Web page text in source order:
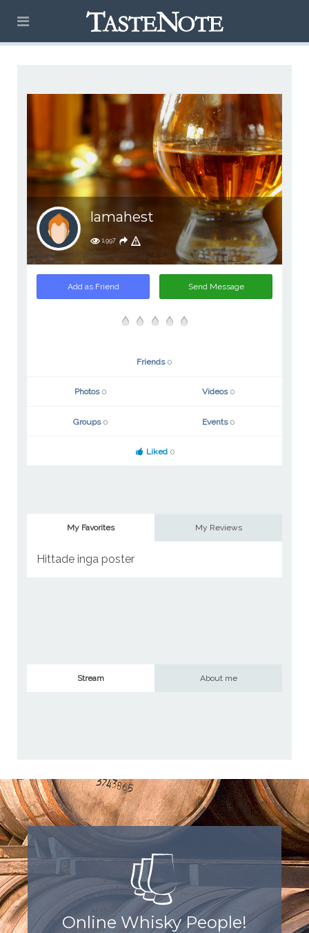
lamahest
1,997
Add as Friend Send Message
Friends 0
Photos 0 Videos 0
Groups 0 Events 0
Liked 0
My Favorites My Reviews
Hittade inga poster
Stream About me
Online Whisky People!